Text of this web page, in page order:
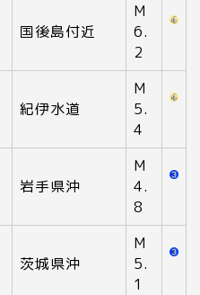
国後島付近
M
6.
2
紀伊水道
M
5.
4
岩手県沖
M
4.
8
茨城県沖
M
5.
1